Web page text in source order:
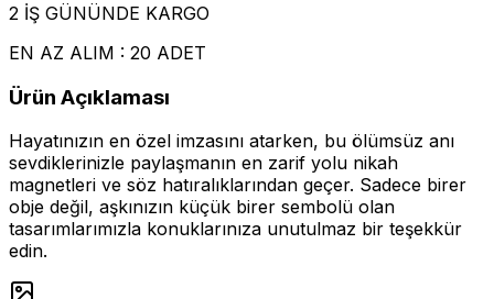
2 İŞ GÜNÜNDE KARGO
EN AZ ALIM : 20 ADET
Ürün Açıklaması
Hayatınızın en özel imzasını atarken, bu ölümsüz anı
sevdiklerinizle paylaşmanın en zarif yolu nikah
magnetleri ve söz hatıralıklarından geçer. Sadece birer
obje değil, aşkınızın küçük birer sembolü olan
tasarımlarımızla konuklarınıza unutulmaz bir teşekkür
edin.